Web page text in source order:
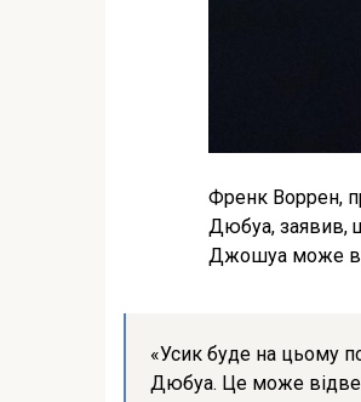
Френк Воррен,
Дюбуа, заявив,
Джошуа може
«Усик буде на цьому
Дюбуа. Це може